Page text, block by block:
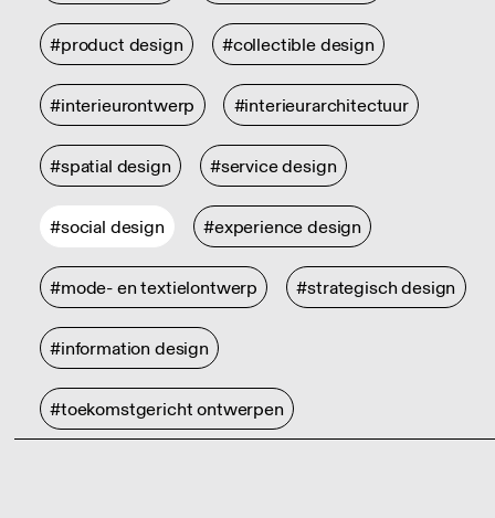
#product design #collectible design
#interieurontwerp #interieurarchitectuur
#spatial design #service design
#social design #experience design
#mode- en textielontwerp #strategisch design
#information design
#toekomstgericht ontwerpen